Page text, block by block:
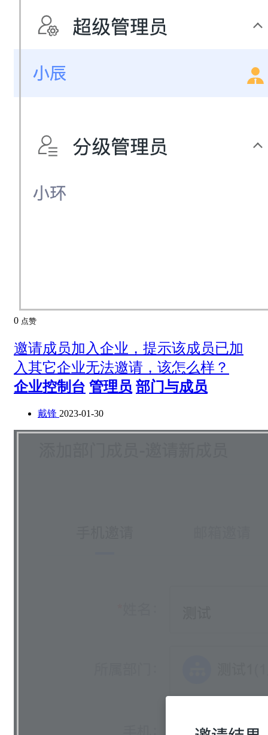
0 点赞
邀请成员加入企业，提示该成员已加
入其它企业无法邀请，该怎么样？
企业控制台 管理员 部门与成员
戴锋 2023-01-30